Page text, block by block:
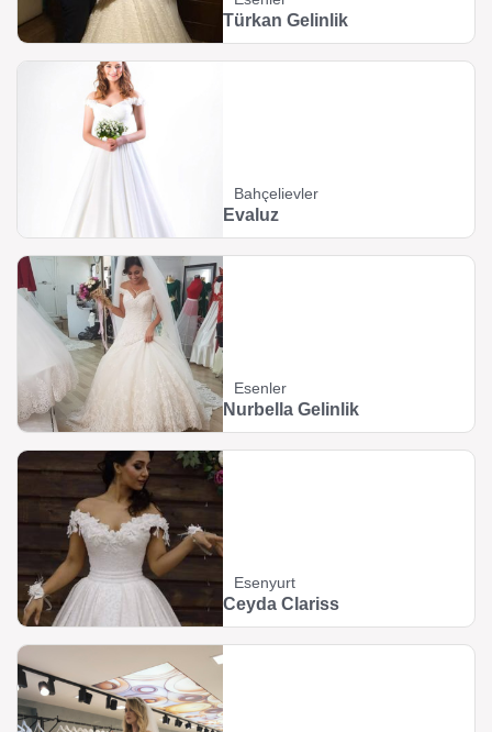
Türkan Gelinlik
Bahçelievler
Evaluz
Esenler
Nurbella Gelinlik
Esenyurt
Ceyda Clariss